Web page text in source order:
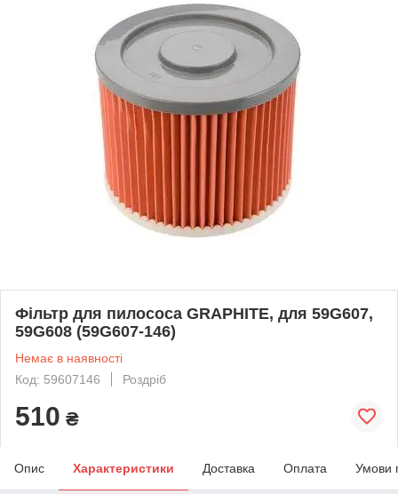
Фільтр для пилососа GRAPHITE, для 59G607,
59G608 (59G607-146)
Немає в наявності
Код: 59607146
Роздріб
510 ₴
Опис Характеристики Доставка Оплата Умови